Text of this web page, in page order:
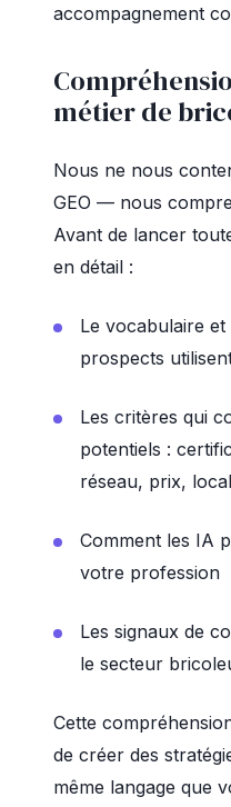
accompagnement
métier de
Nous ne nous
GEO — nous
Avant de lancer
en détail :
Le vocabulaire
prospects
Les critères qui
potentiels :
réseau, prix,
Comment les IA
votre profession
Les signaux de
le secteur
Cette
de créer des
même langage que